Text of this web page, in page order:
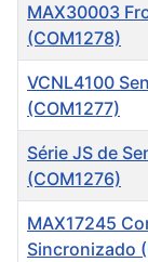
MAX30003
(COM1278)
VCNL4100
(COM1277)
Série JS de
(COM1276)
MAX17245
Sincronizado